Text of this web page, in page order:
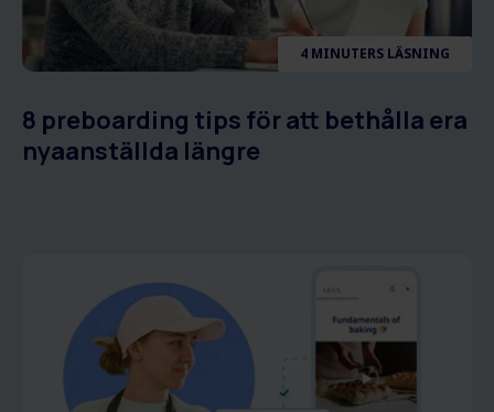
4 MINUTERS LÄSNING
8 preboarding tips för att bethålla era
nyaanställda längre